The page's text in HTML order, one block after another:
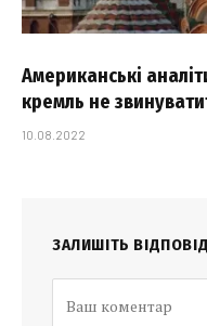
Американські
кремль не
10.08.2022
ЗАЛИШІТЬ